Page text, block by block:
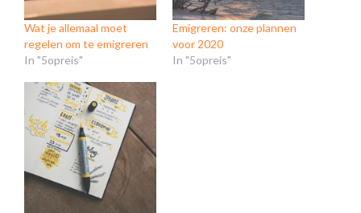
Wat je allemaal moet
regelen om te emigreren
In "5opreis"
Emigreren: onze plannen
voor 2020
In "5opreis"